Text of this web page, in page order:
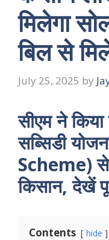
मिलेगा
बिल से
July 25, 2025 by
सीएम ने
सब्सिडी
Scheme) से
किसान, देखें
Contents hide